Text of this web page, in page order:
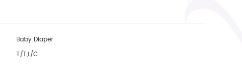
Baby Diaper
T/T,L/C